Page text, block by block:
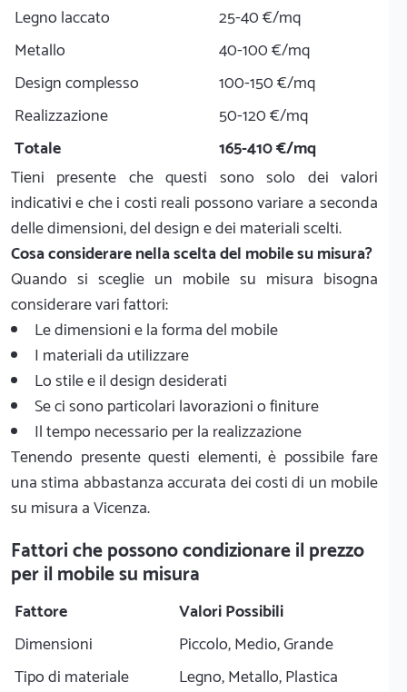
Legno laccato
25-40 €/mq
Metallo
40-100 €/mq
Design complesso
100-150 €/mq
Realizzazione
50-120 €/mq
Totale
165-410 €/mq
Tieni presente che questi sono solo dei valori
indicativi e che i costi reali possono variare a seconda
delle dimensioni, del design e dei materiali scelti.
Cosa considerare nella scelta del mobile su misura?
Quando si sceglie un mobile su misura bisogna
considerare vari fattori:
Le dimensioni e la forma del mobile
I materiali da utilizzare
Lo stile e il design desiderati
Se ci sono particolari lavorazioni o finiture
Il tempo necessario per la realizzazione
Tenendo presente questi elementi, è possibile fare
una stima abbastanza accurata dei costi di un mobile
su misura a Vicenza.
Fattori che possono condizionare il prezzo
per il mobile su misura
Fattore
Valori Possibili
Dimensioni
Piccolo, Medio, Grande
Tipo di materiale
Legno, Metallo, Plastica